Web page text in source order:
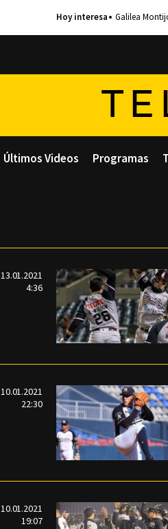
Galilea
Últimos Videos Programas
13.01.2021
4:36
10.01.2021
22:30
10.01.2021
19:07